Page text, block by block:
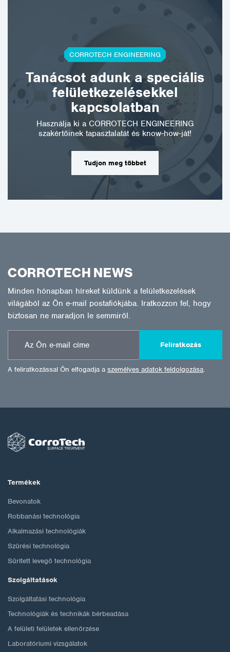
CORROTECH ENGINEERING
Tanácsot adunk a speciális
felületkezelésekkel
kapcsolatban
Használja ki a CORROTECH ENGINEERING
szakértőinek tapasztalatát és know-how-ját!
Tudjon meg többet
CORROTECH NEWS
Minden hónapban híreket küldünk a felületkezelések
világából az Ön e-mail postafiókjába. Iratkozzon fel, hogy
biztosan ne maradjon le semmiről.
Feliratkozás
A feliratkozással Ön elfogadja a személyes adatok feldolgozása.
Termékek
Bevonatok
Robbanási technológia
Alkalmazási technológiák
Szűrési technológia
Sűrített levegő technológia
Szolgáltatások
Szolgáltatási technológia
Technológiák és technikák bérbeadása
A felületi felületek ellenőrzése
Laboratóriumi vizsgálatok